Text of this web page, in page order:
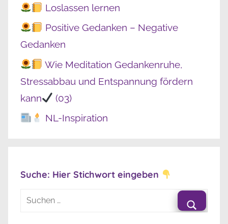
Loslassen lernen
Positive Gedanken – Negative
Gedanken
Wie Meditation Gedankenruhe,
Stressabbau und Entspannung fördern
kann
(03)
NL-Inspiration
Suche: Hier Stichwort eingeben
Suchen